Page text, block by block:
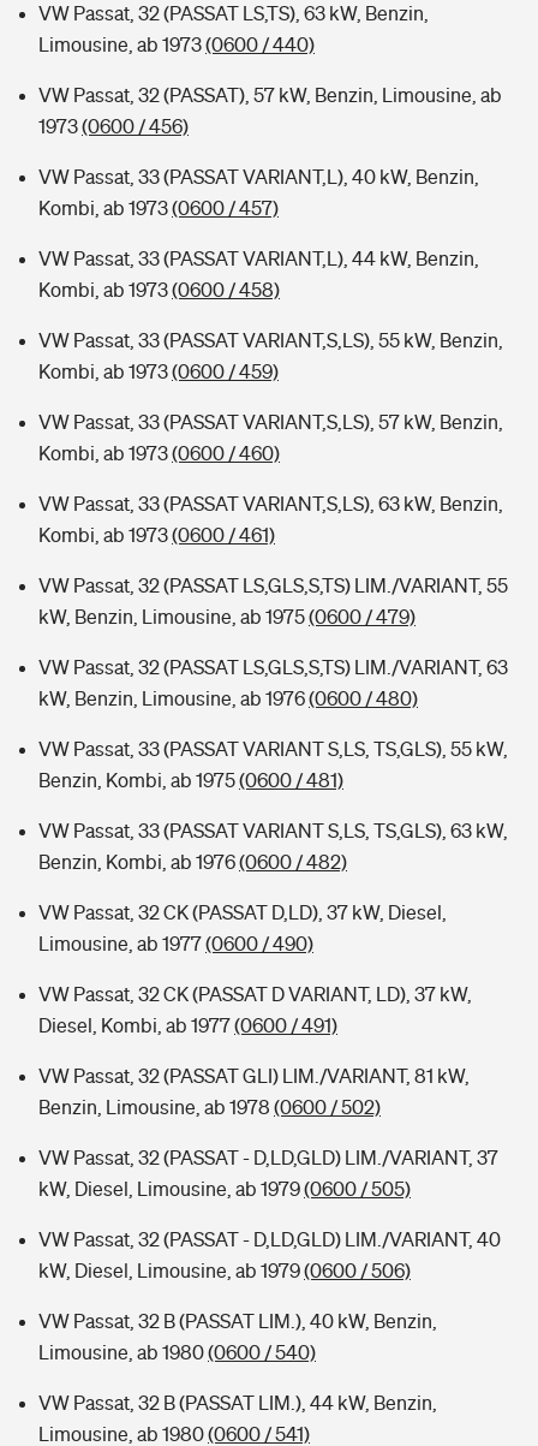
VW Passat, 32 (PASSAT LS,TS), 63 kW, Benzin,
Limousine, ab 1973(0600 / 440)
VW Passat, 32 (PASSAT), 57 kW, Benzin, Limousine, ab
1973(0600 / 456)
VW Passat, 33 (PASSAT VARIANT,L), 40 kW, Benzin,
Kombi, ab 1973(0600 / 457)
VW Passat, 33 (PASSAT VARIANT,L), 44 kW, Benzin,
Kombi, ab 1973(0600 / 458)
VW Passat, 33 (PASSAT VARIANT,S,LS), 55 kW, Benzin,
Kombi, ab 1973(0600 / 459)
VW Passat, 33 (PASSAT VARIANT,S,LS), 57 kW, Benzin,
Kombi, ab 1973(0600 / 460)
VW Passat, 33 (PASSAT VARIANT,S,LS), 63 kW, Benzin,
Kombi, ab 1973(0600 / 461)
VW Passat, 32 (PASSAT LS,GLS,S,TS) LIM./VARIANT, 55
kW, Benzin, Limousine, ab 1975(0600 / 479)
VW Passat, 32 (PASSAT LS,GLS,S,TS) LIM./VARIANT, 63
kW, Benzin, Limousine, ab 1976(0600 / 480)
VW Passat, 33 (PASSAT VARIANT S,LS, TS,GLS), 55 kW,
Benzin, Kombi, ab 1975(0600 / 481)
VW Passat, 33 (PASSAT VARIANT S,LS, TS,GLS), 63 kW,
Benzin, Kombi, ab 1976(0600 / 482)
VW Passat, 32 CK (PASSAT D,LD), 37 kW, Diesel,
Limousine, ab 1977(0600 / 490)
VW Passat, 32 CK (PASSAT D VARIANT, LD), 37 kW,
Diesel, Kombi, ab 1977(0600 / 491)
VW Passat, 32 (PASSAT GLI) LIM./VARIANT, 81 kW,
Benzin, Limousine, ab 1978 (0600 / 502)
VW Passat, 32 (PASSAT - D,LD,GLD) LIM./VARIANT, 37
kW, Diesel, Limousine, ab 1979(0600 / 505)
VW Passat, 32 (PASSAT - D,LD,GLD) LIM./VARIANT, 40
kW, Diesel, Limousine, ab 1979(0600 / 506)
VW Passat, 32 B (PASSAT LIM.), 40 kW, Benzin,
Limousine, ab 1980(0600 / 540)
VW Passat, 32 B (PASSAT LIM.), 44 kW, Benzin,
Limousine, ab 1980(0600 / 541)